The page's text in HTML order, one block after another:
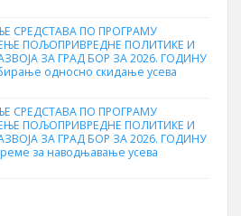
СРЕДСТАВА ПО ПРОГРАМУ
ПОЉОПРИВРЕДНЕ ПОЛИТИКЕ И
ЗА ГРАД БОР ЗА 2026. ГОДИНУ
односно скидање усева
СРЕДСТАВА ПО ПРОГРАМУ
ПОЉОПРИВРЕДНЕ ПОЛИТИКЕ И
ЗА ГРАД БОР ЗА 2026. ГОДИНУ
за наводњавање усева